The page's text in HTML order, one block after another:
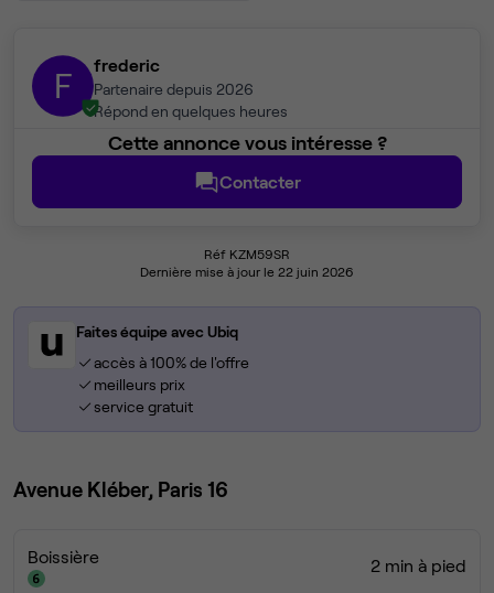
F frederic
Partenaire depuis 2026
Répond en quelques heures
Cette annonce vous intéresse ?
Contacter
Réf KZM59SR
Dernière mise à jour le 22 juin 2026
Faites équipe avec Ubiq
accès à 100% de l'offre
meilleurs prix
service gratuit
Avenue Kléber, Paris 16
Boissière 2 min à pied